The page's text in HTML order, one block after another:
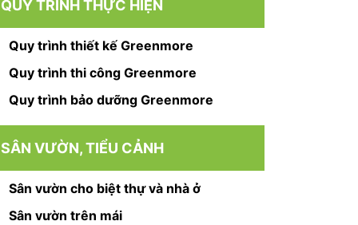
QUY TRÌNH THỰC HIỆN
Quy trình thiết kế Greenmore
Quy trình thi công Greenmore
Quy trình bảo dưỡng Greenmore
SÂN VƯỜN, TIỂU CẢNH
Sân vườn cho biệt thự và nhà ở
Sân vườn trên mái